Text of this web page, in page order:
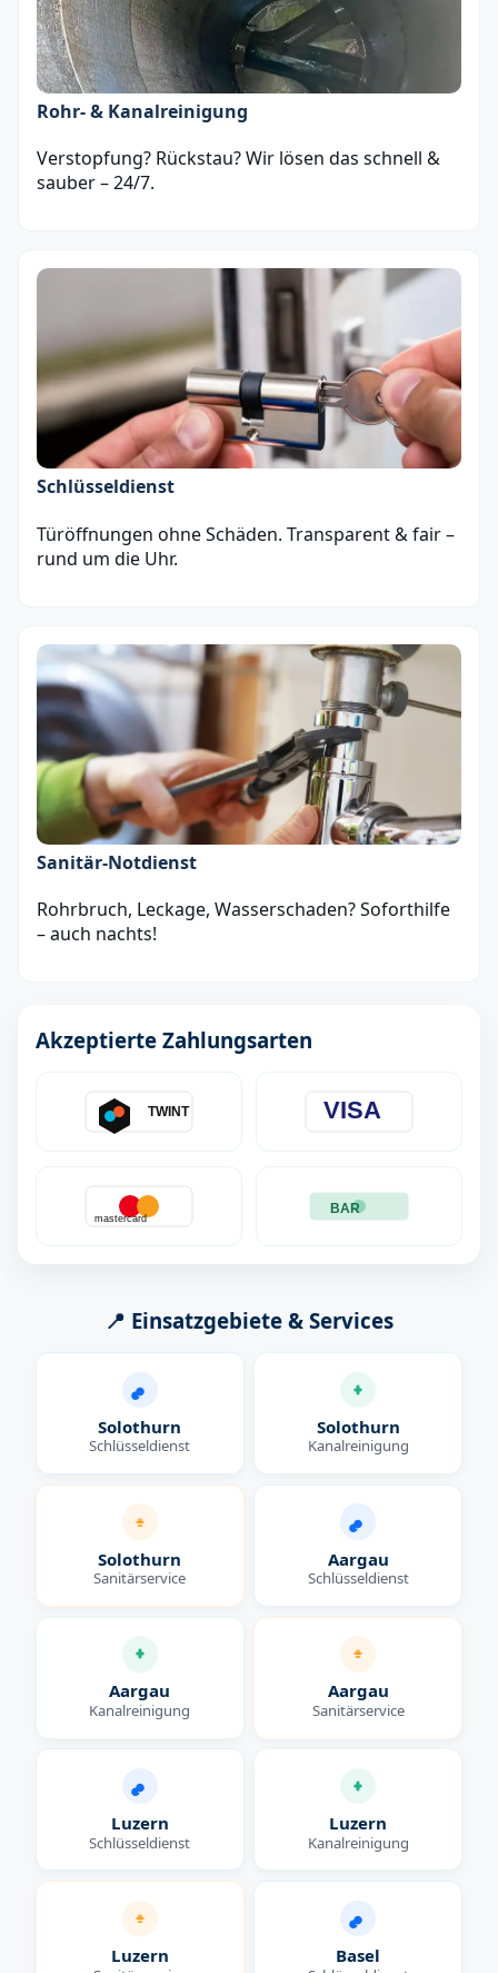
Rohr- & Kanalreinigung
Verstopfung? Rückstau? Wir lösen das schnell &
sauber – 24/7.
Schlüsseldienst
Türöffnungen ohne Schäden. Transparent & fair –
rund um die Uhr.
Sanitär‑Notdienst
Rohrbruch, Leckage, Wasserschaden? Soforthilfe
– auch nachts!
Akzeptierte Zahlungsarten
TWINT VISA
mastercard
BAR
📍 Einsatzgebiete & Services
Solothurn
Schlüsseldienst
Solothurn
Kanalreinigung
Solothurn
Sanitärservice
Aargau
Schlüsseldienst
Aargau
Kanalreinigung
Aargau
Sanitärservice
Luzern
Schlüsseldienst
Luzern
Kanalreinigung
Luzern Basel